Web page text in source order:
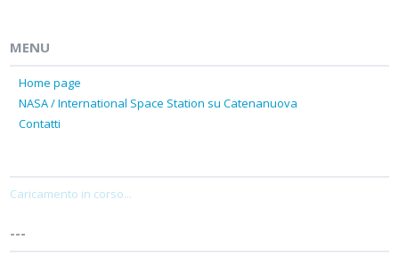
MENU
Home page
NASA / International Space Station su Catenanuova
Contatti
Caricamento in corso...
---